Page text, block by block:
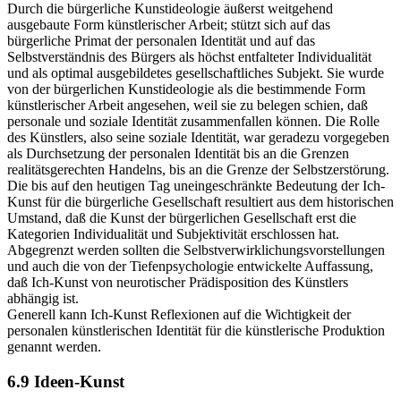
Durch die bürgerliche Kunstideologie äußerst weitgehend
ausgebaute Form künstlerischer Arbeit; stützt sich auf das
bürgerliche Primat der personalen Identität und auf das
Selbstverständnis des Bürgers als höchst entfalteter Individualität
und als optimal ausgebildetes gesellschaftliches Subjekt. Sie wurde
von der bürgerlichen Kunstideologie als die bestimmende Form
künstlerischer Arbeit angesehen, weil sie zu belegen schien, daß
personale und soziale Identität zusammenfallen können. Die Rolle
des Künstlers, also seine soziale Identität, war geradezu vorgegeben
als Durchsetzung der personalen Identität bis an die Grenzen
realitätsgerechten Handelns, bis an die Grenze der Selbstzerstörung.
Die bis auf den heutigen Tag uneingeschränkte Bedeutung der Ich-
Kunst für die bürgerliche Gesellschaft resultiert aus dem historischen
Umstand, daß die Kunst der bürgerlichen Gesellschaft erst die
Kategorien Individualität und Subjektivität erschlossen hat.
Abgegrenzt werden sollten die Selbstverwirklichungsvorstellungen
und auch die von der Tiefenpsychologie entwickelte Auffassung,
daß Ich-Kunst von neurotischer Prädisposition des Künstlers
abhängig ist.
Generell kann Ich-Kunst Reflexionen auf die Wichtigkeit der
personalen künstlerischen Identität für die künstlerische Produktion
genannt werden.
6.9 Ideen-Kunst